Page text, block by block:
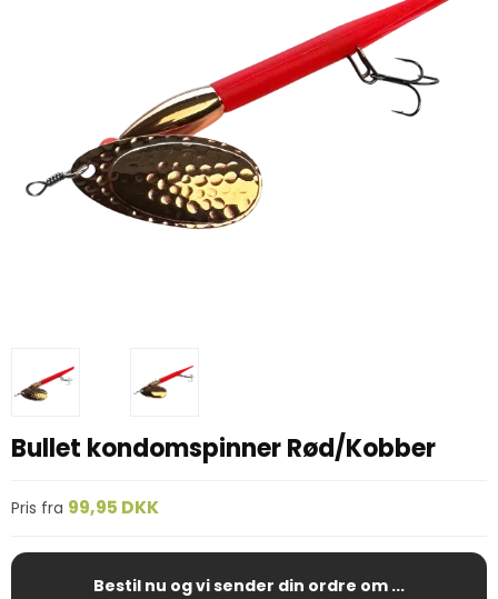
Bullet kondomspinner Rød/Kobber
Pris fra 99,95 DKK
Bestil nu og vi sender din ordre om ...